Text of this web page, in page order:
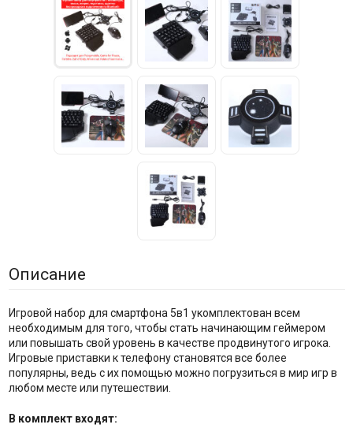
Описание
Игровой набор для смартфона 5в1 укомплектован всем
необходимым для того, чтобы стать начинающим геймером
или повышать свой уровень в качестве продвинутого игрока.
Игровые приставки к телефону становятся все более
популярны, ведь с их помощью можно погрузиться в мир игр в
любом месте или путешествии.
В комплект входят: